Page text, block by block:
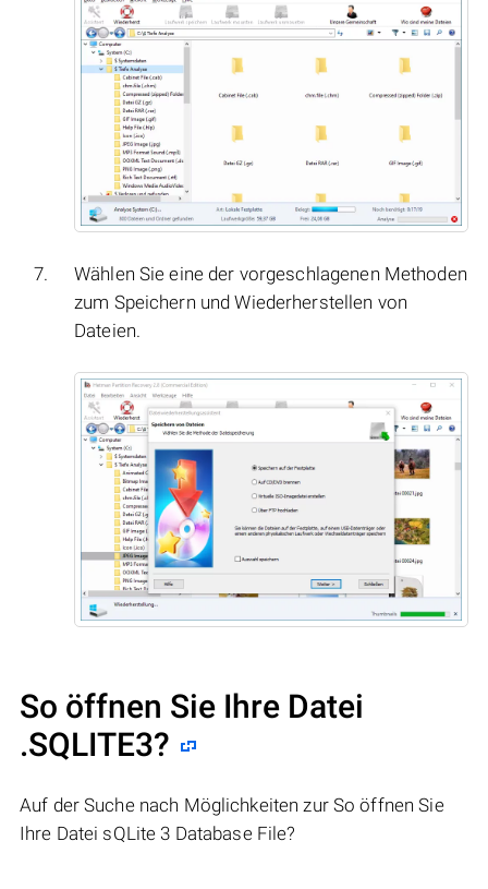
Wählen Sie eine der vorgeschlagenen Methoden
zum Speichern und Wiederherstellen von
Dateien.
So öffnen Sie Ihre Datei
.SQLITE3?
Auf der Suche nach Möglichkeiten zur So öffnen Sie
Ihre Datei sQLite 3 Database File?